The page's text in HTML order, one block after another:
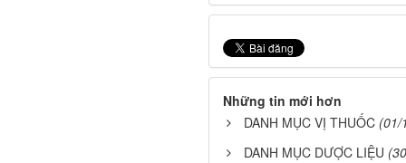
Những tin mới hơn
DANH MỤC VỊ THUỐC (01/
DANH MỤC DƯỢC LIỆU